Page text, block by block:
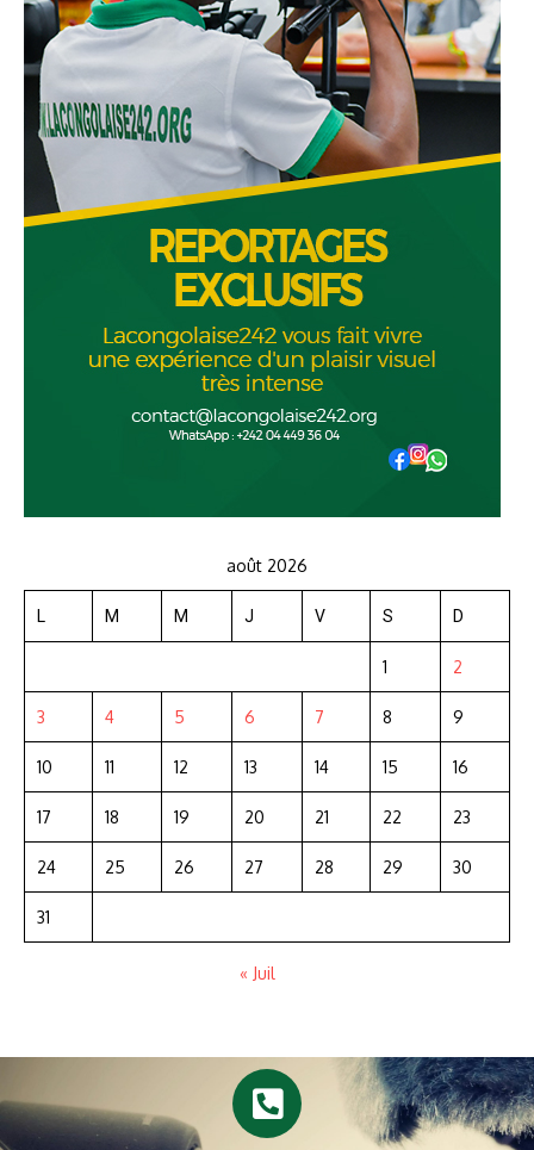
août 2026
L M M J V S D
1 2
3 4 5 6 7 8 9
10 11 12 13 14 15 16
17 18 19 20 21 22 23
24 25 26 27 28 29 30
31
« Juil